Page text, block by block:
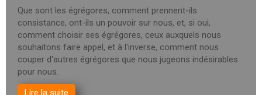
Que sont les égrégores, comment prennent-ils
consistance, ont-ils un pouvoir sur nous, et, si oui,
comment choisir ses égrégores, ceux auxquels nous
souhaitons faire appel, et à l'inverse, comment nous
couper d'autres égrégores que nous jugeons indésirables
pour nous.
Lire la suite